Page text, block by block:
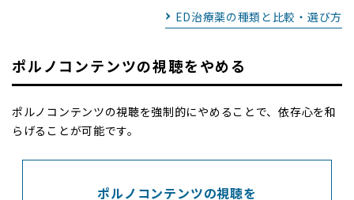
ED治療薬の種類と比較・選び方
ポルノコンテンツの視聴をやめる
ポルノコンテンツの視聴を強制的にやめることで、依存心を和
らげることが可能です。
ポルノコンテンツの視聴を